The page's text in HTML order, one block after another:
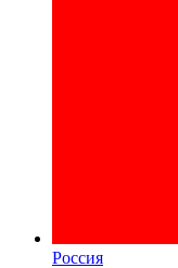
Россия